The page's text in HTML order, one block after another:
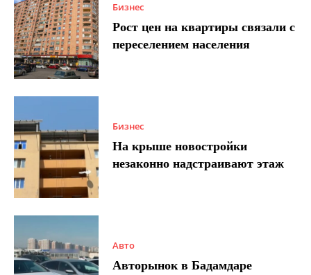
Бизнес
Рост цен на квартиры связали с
переселением населения
Бизнес
На крыше новостройки
незаконно надстраивают этаж
Авто
Авторынок в Бадамдаре